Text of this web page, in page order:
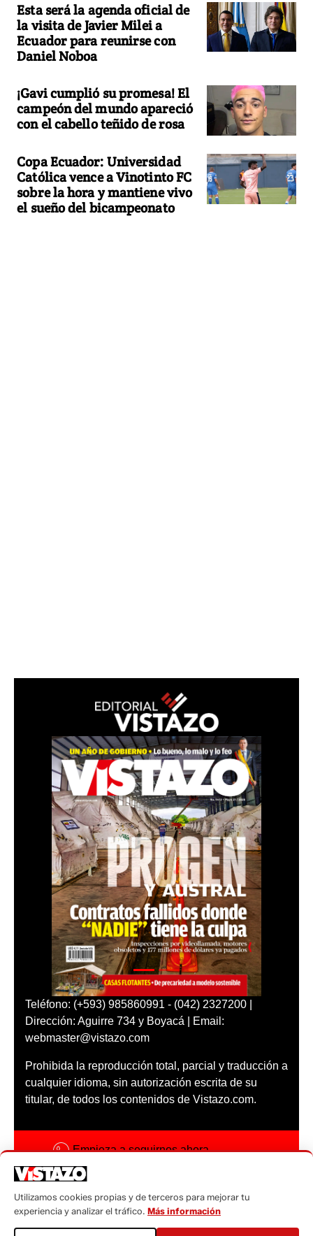
Esta será la agenda oficial de
la visita de Javier Milei a
Ecuador para reunirse con
Daniel Noboa
¡Gavi cumplió su promesa! El
campeón del mundo apareció
con el cabello teñido de rosa
Copa Ecuador: Universidad
Católica vence a Vinotinto FC
sobre la hora y mantiene vivo
el sueño del bicampeonato
Teléfono: (+593) 985860991 - (042) 2327200 |
Dirección: Aguirre 734 y Boyacá | Email:
webmaster@vistazo.com
Prohibida la reproducción total, parcial y traducción a
cualquier idioma, sin autorización escrita de su
titular, de todos los contenidos de Vistazo.com.
Empieza a seguirnos ahora
Código ética
Sugerencias a:
Utilizamos cookies propias y de terceros para mejorar tu
experiencia y analizar el tráfico. Más información